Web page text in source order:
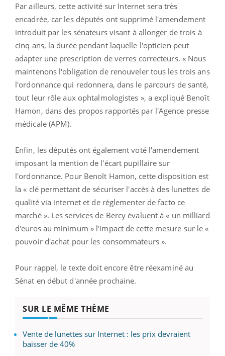
Par ailleurs, cette activité sur Internet sera très
encadrée, car les députés ont supprimé l'amendement
introduit par les sénateurs visant à allonger de trois à
cinq ans, la durée pendant laquelle l'opticien peut
adapter une prescription de verres correcteurs. « Nous
maintenons l'obligation de renouveler tous les trois ans
l'ordonnance qui redonnera, dans le parcours de santé,
tout leur rôle aux ophtalmologistes », a expliqué Benoît
Hamon, dans des propos rapportés par l'Agence presse
médicale (APM).
Enfin, les députés ont également voté l'amendement
imposant la mention de l'écart pupillaire sur
l'ordonnance. Pour Benoît Hamon, cette disposition est
la « clé permettant de sécuriser l'accès à des lunettes de
qualité via internet et de réglementer de facto ce
marché ». Les services de Bercy évaluent à « un milliard
d'euros au minimum » l'impact de cette mesure sur le «
pouvoir d'achat pour les consommateurs ».
Pour rappel, le texte doit encore être réexaminé au
Sénat en début d'année prochaine.
SUR LE MÊME THÈME
Vente de lunettes sur Internet : les prix devraient
baisser de 40%